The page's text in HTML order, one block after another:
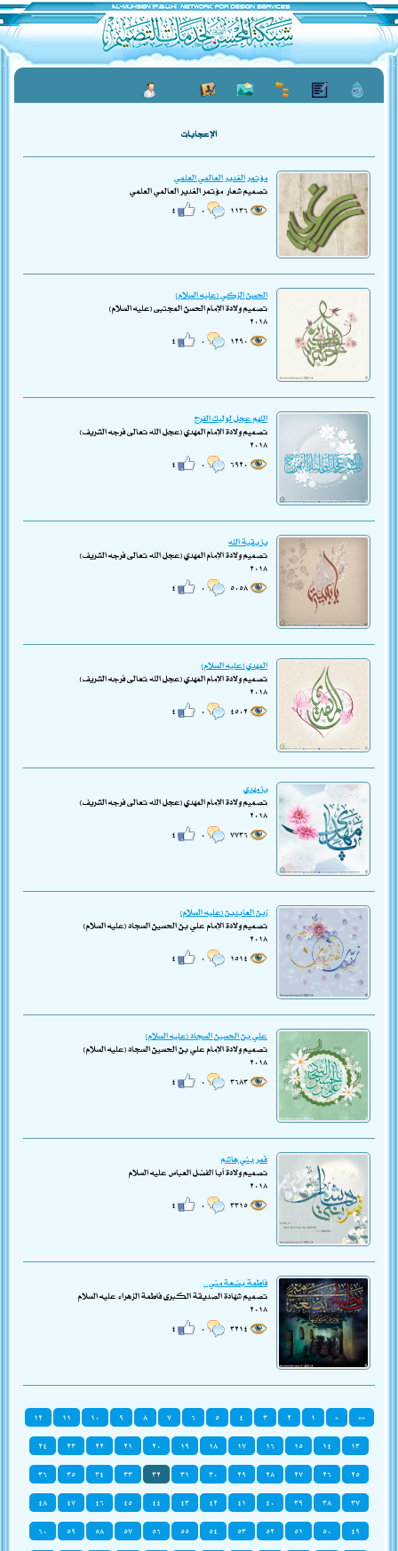
الإعجابات
مؤتمر الغدير العالمي العلمي
تصميم شعار: مؤتمر الغدير العالمي العلمي
الحسن الزكي (عليه السلام)
تصميم ولادة الإمام الحسن المجتبى (عليه السلام)
٢٠١٨
اللهم عجل لوليك الفرج
تصميم ولادة الإمام المهدي (عجل الله تعالى فرجه الشريف)
٢٠١٨
يا بقية الله
تصميم ولادة الإمام المهدي (عجل الله تعالى فرجه الشريف)
٢٠١٨
المهدي (عليه السلام)
تصميم ولادة الإمام المهدي (عجل الله تعالى فرجه الشريف)
٢٠١٨
يا مهدي
تصميم ولادة الإمام المهدي (عجل الله تعالى فرجه الشريف)
٢٠١٨
زين العابدين (عليه السلام)
تصميم ولادة الإمام علي بن الحسين السجاد (عليه السلام)
٢٠١٨
علي بن الحسين السجاد (عليه السلام)
تصميم ولادة الإمام علي بن الحسين السجاد (عليه السلام)
٢٠١٨
قمر بني هاشم
تصميم ولادة أبا الفضل العباس عليه السلام
٢٠١٨
فاطمة بضعة مني...
تصميم شهادة الصديقة الكبرى فاطمة الزهراء عليه السلام
٢٠١٨
««
« ١ ٢ ٣ ٤ ٥ ٦ ٧ ٨ ٩ ١٠ ١١
١٢
١٣
١٤ ١٥ ١٦ ١٧ ١٨ ١٩ ٢٠ ٢١ ٢٢ ٢٣
٢٤
٢٥
٢٦ ٢٧ ٢٨ ٢٩ ٣٠ ٣١ ٣٢ ٣٣ ٣٤ ٣٥
٣٦
٣٧
٣٨ ٣٩ ٤٠ ٤١ ٤٢ ٤٣ ٤٤ ٤٥ ٤٦ ٤٧
٤٨
٤٩
٥٠ ٥١ ٥٢ ٥٣ ٥٤ ٥٥ ٥٦ ٥٧ ٥٨ ٥٩
٦٠